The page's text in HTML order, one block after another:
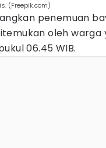
(Freepik.com)
penemuan
oleh
06.45 WIB.